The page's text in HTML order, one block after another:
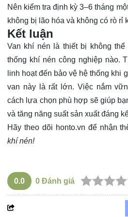
Nên kiểm tra định kỳ 3–6 tháng
không bị lão hóa và không có rò rỉ
Kết luận
Van khí nén là thiết bị không
thống khí nén công nghiệp nào.
linh hoạt đến bảo vệ hệ thống khi
van này là rất lớn. Việc nắm
cách lựa chọn phù hợp sẽ giúp
và tăng năng suất sản xuất đáng
Hãy theo dõi honto.vn để nhận
khí nén!
0.0 0 Đánh giá